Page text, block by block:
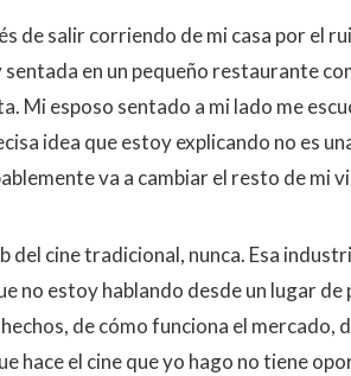
de salir corriendo de mi casa por el
en un pequeño restaurante
Mi esposo sentado a mi lado me
idea que estoy explicando no es
va a cambiar el resto de mi
del cine tradicional, nunca. Esa
no estoy hablando desde un lugar de
de cómo funciona el mercado,
hace el cine que yo hago no tiene